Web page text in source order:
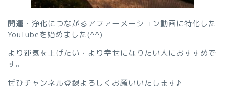
開運・浄化につながるアファーメーション動画に特化した
YouTubeを始めました(^^)
より運気を上げたい・より幸せになりたい人におすすめで
す。
ぜひチャンネル登録よろしくお願いいたします♪